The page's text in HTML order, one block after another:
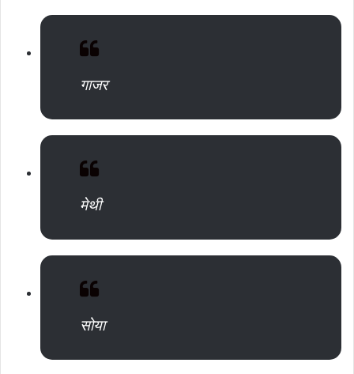
गाजर
मेथी
सोया